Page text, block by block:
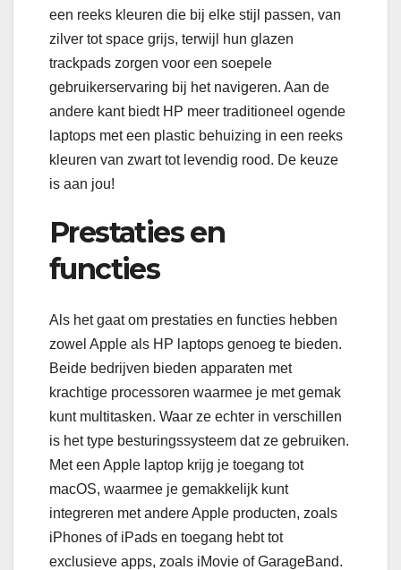
een reeks kleuren die bij elke stijl passen, van
zilver tot space grijs, terwijl hun glazen
trackpads zorgen voor een soepele
gebruikerservaring bij het navigeren. Aan de
andere kant biedt HP meer traditioneel ogende
laptops met een plastic behuizing in een reeks
kleuren van zwart tot levendig rood. De keuze
is aan jou!
Prestaties en
functies
Als het gaat om prestaties en functies hebben
zowel Apple als HP laptops genoeg te bieden.
Beide bedrijven bieden apparaten met
krachtige processoren waarmee je met gemak
kunt multitasken. Waar ze echter in verschillen
is het type besturingssysteem dat ze gebruiken.
Met een Apple laptop krijg je toegang tot
macOS, waarmee je gemakkelijk kunt
integreren met andere Apple producten, zoals
iPhones of iPads en toegang hebt tot
exclusieve apps, zoals iMovie of GarageBand.